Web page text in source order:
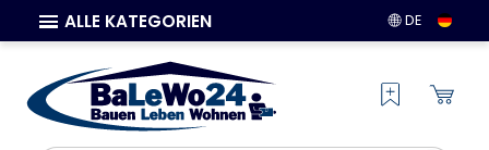
ALLE KATEGORIEN DE